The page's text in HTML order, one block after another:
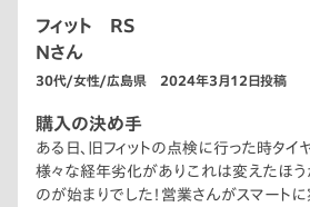
フィット RS
Nさん
30代/女性/広島県 2024年3月12日投稿
購入の決め手
ある日、旧フィットの点検に行った時タ
様々な経年劣化がありこれは変えたほう
のが始まりでした！営業さんがスマートに